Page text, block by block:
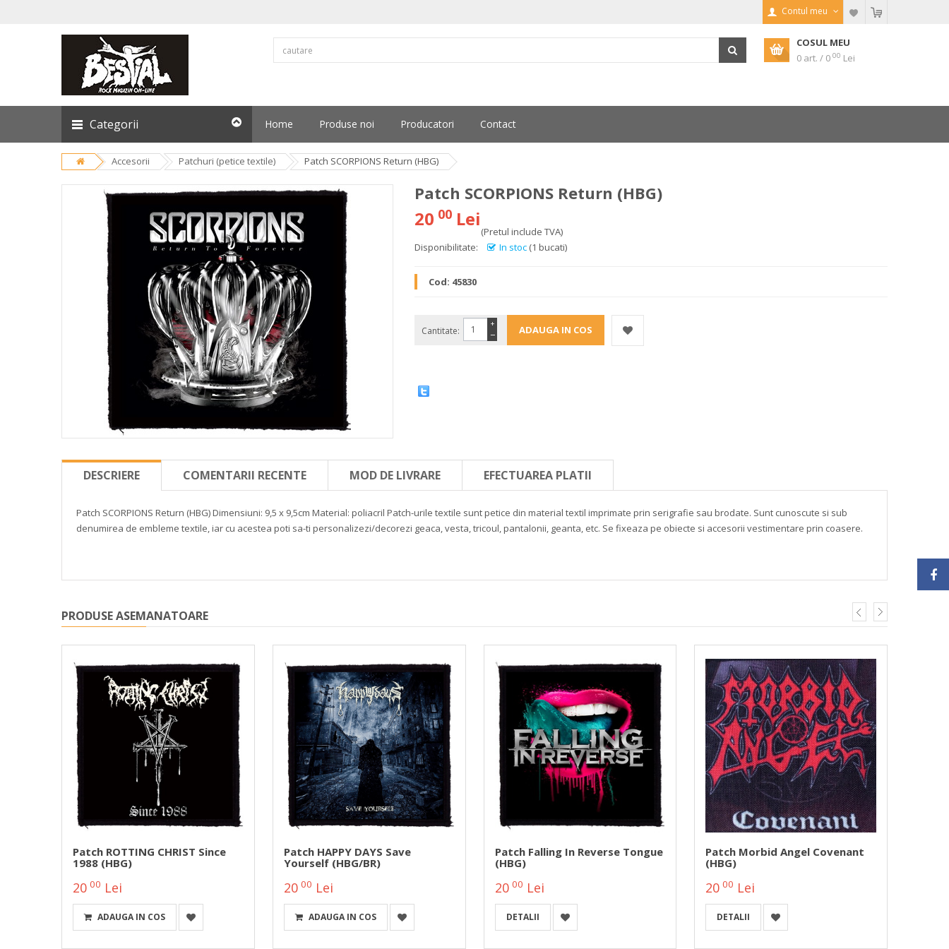
Contul meu
COSUL MEU
0 art. / 0 00 Lei
Categorii Home Produse noi Producatori Contact
Accesorii Patchuri (petice textile) Patch SCORPIONS Return (HBG)
Patch SCORPIONS Return (HBG)
20 00 Lei
(Pretul include TVA)
Disponibilitate:
In stoc (1 bucati)
Cod: 45830
Cantitate: −
+
DESCRIERE COMENTARII RECENTE MOD DE LIVRARE EFECTUAREA PLATII
Patch SCORPIONS Return (HBG)Dimensiuni: 9,5 x 9,5cm Material: poliacril Patch-urile textile sunt petice din material textil imprimate prin serigrafie sau brodate. Sunt cunoscute si sub
denumirea de embleme textile, iar cu acestea poti sa-ti personalizezi/decorezi geaca, vesta, tricoul, pantalonii, geanta, etc. Se fixeaza pe obiecte si accesorii vestimentare prin coasere.
PRODUSE ASEMANATOARE
Patch ROTTING CHRIST Since
1988 (HBG)
20 00 Lei
ADAUGA IN COS
Patch HAPPY DAYS Save
Yourself (HBG/BR)
2000 Lei
ADAUGA IN COS
Patch Falling In Reverse Tongue
(HBG)
2000 Lei
DETALII
Patch Morbid Angel Covenant
(HBG)
20 00 Lei
DETALII